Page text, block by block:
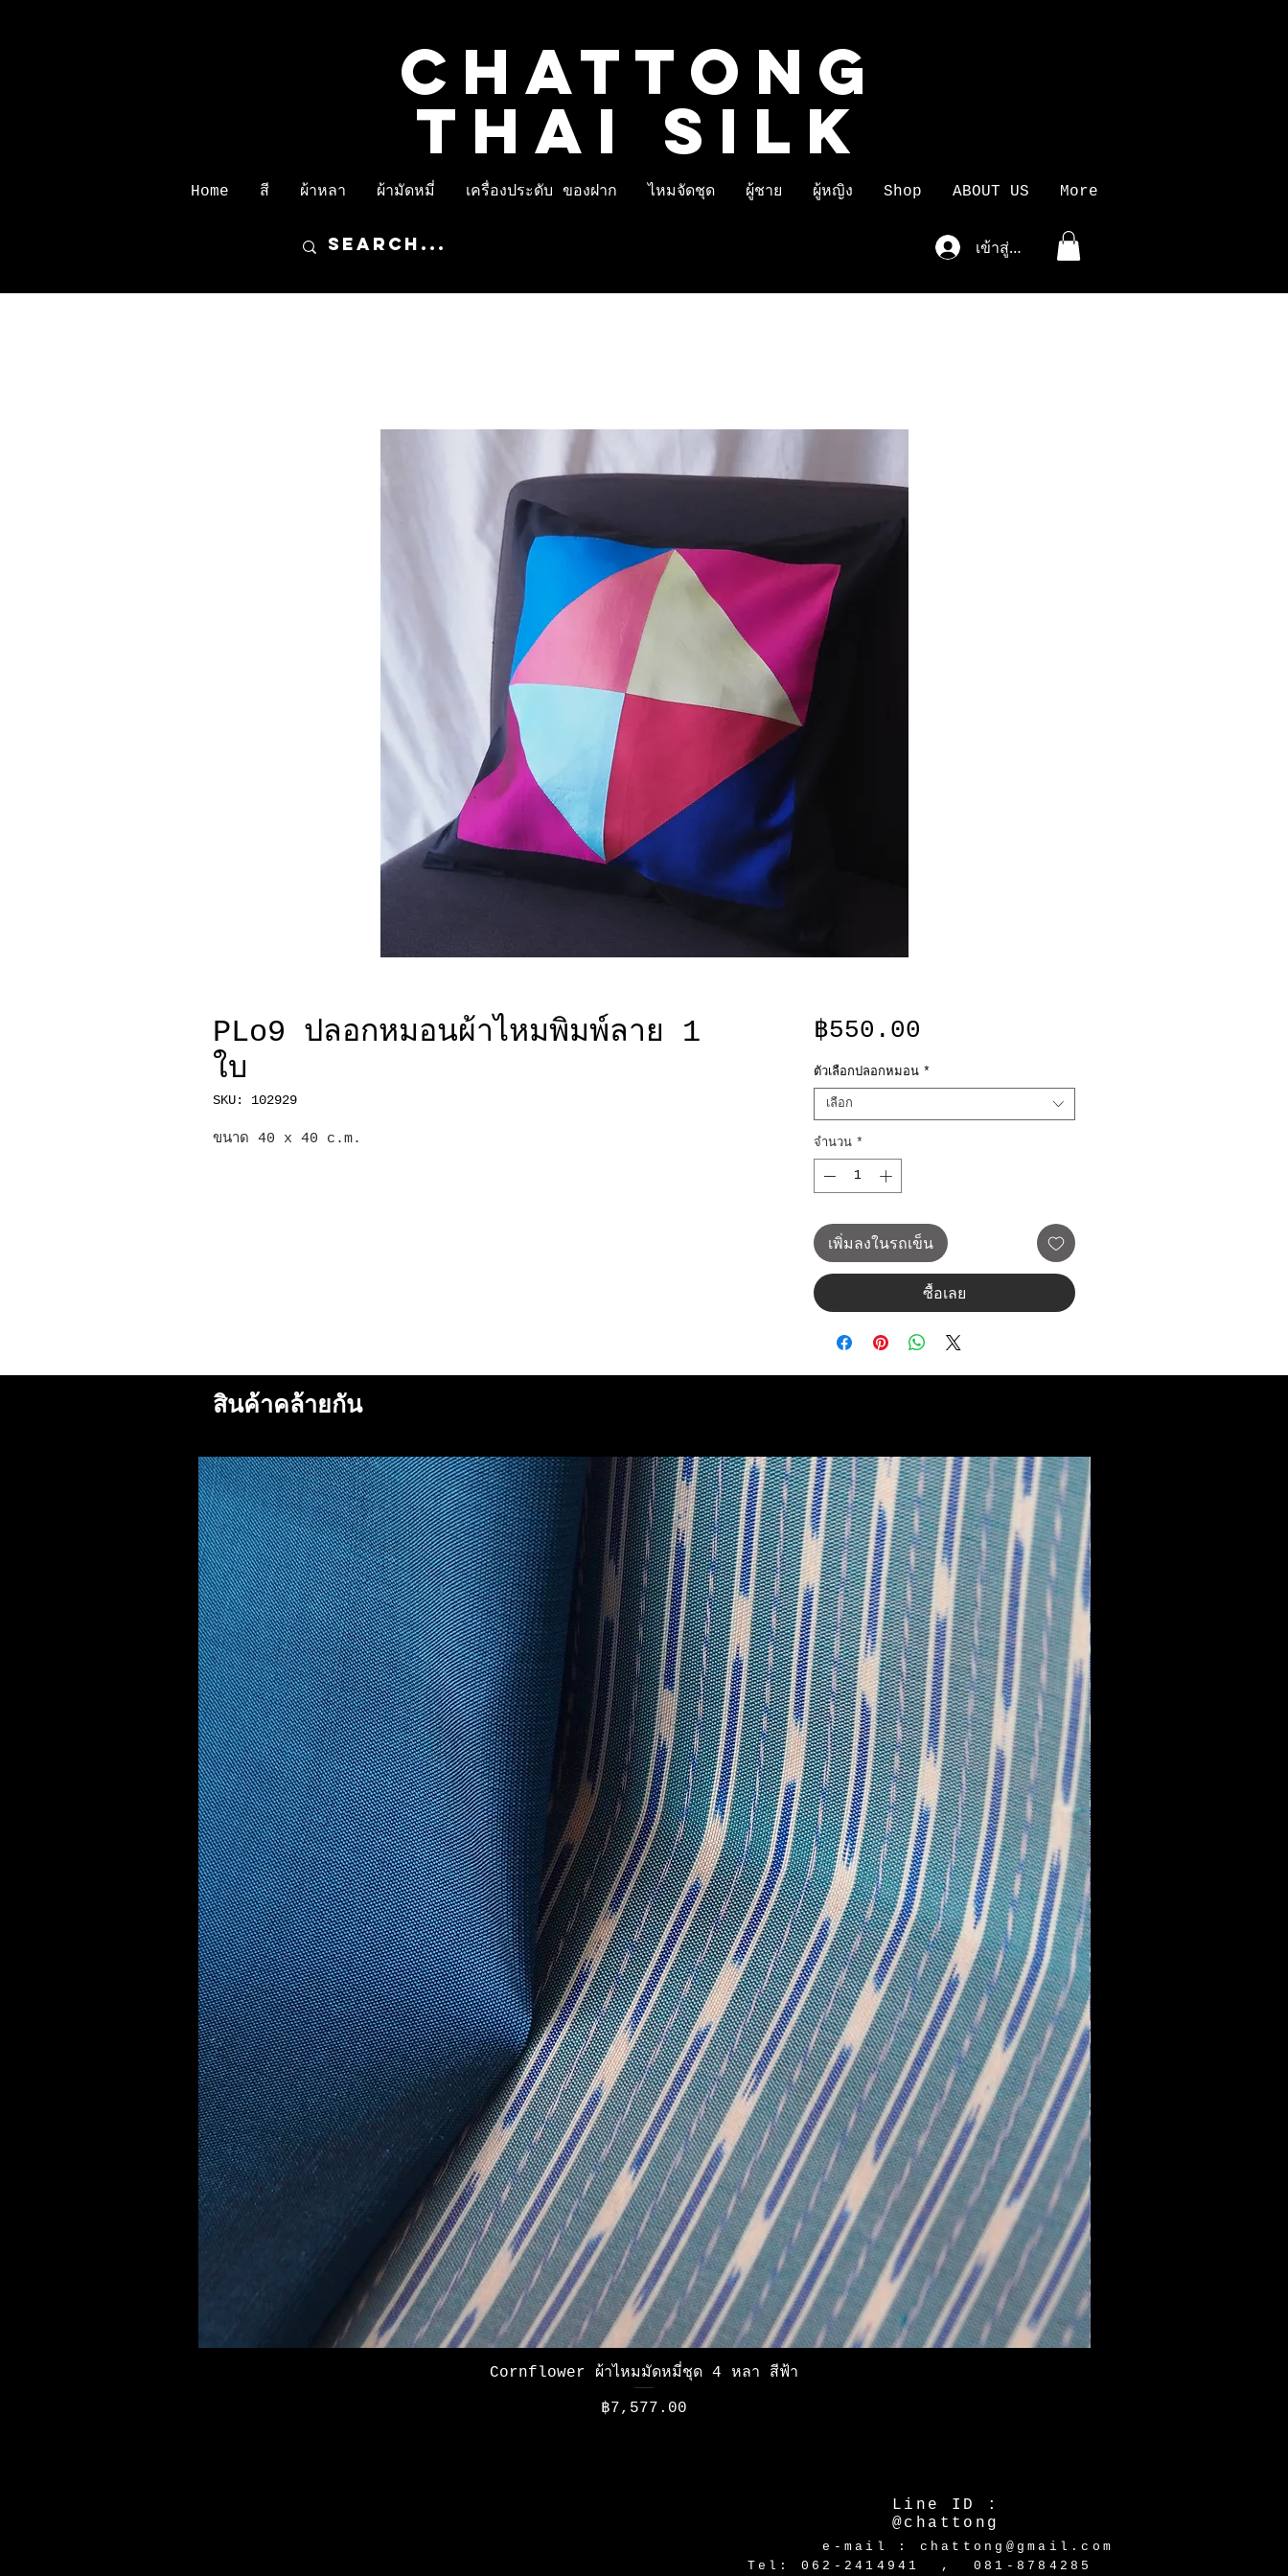
CHATTONG
THAI SILK
Home สี ผ้าหลา ผ้ามัดหมี่ เครื่องประดับ ของฝาก ไหมจัดชุด ผู้ชาย ผู้หญิง Shop ABOUT US More
เข้าสู่ระบบ
PLo9 ปลอกหมอนผ้าไหมพิมพ์ลาย 1
ใบ
SKU: 102929
ขนาด 40 x 40 c.m.
฿550.00
ตัวเลือกปลอกหมอน *
เลือก
จำนวน *
เพิ่มลงในรถเข็น
ซื้อเลย
สินค้าคล้ายกัน
ดูข้อมูลด่วน
Cornflower ผ้าไหมมัดหมี่ชุด 4 หลา สีฟ้า
ราคา
฿7,577.00
Line ID :
@chattong
e-mail : chattong@gmail.com
Tel: 062-2414941 , 081-8784285